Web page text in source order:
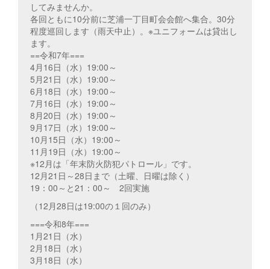
してみませんか。
各回ともに10分前に芝浦一丁目町会会館へ集合。30分
程度巡回します（雨天中止）。※ユニフォームは貸出し
ます。
==令和7年===
4月16日（水）19:00～
5月21日（水）19:00～
6月18日（水）19:00～
7月16日（水）19:00～
8月20日（水）19:00～
9月17日（水）19:00～
10月15日（水）19:00～
11月19日（水）19:00～
※12月は「年末防火防犯パトロール」です。
12月21日～28日まで（土曜、日曜は除く）
19：00～と21：00～ 2回実施
（12月28日は19:00の１回のみ）
===令和8年===
1月21日（水）
2月18日（水）
3月18日（水）